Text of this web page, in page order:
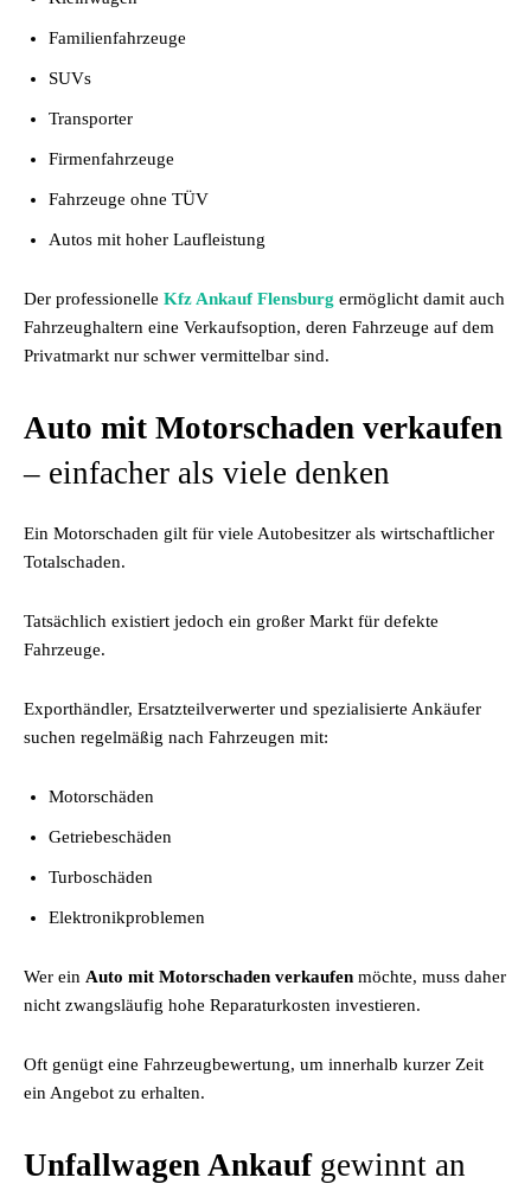
Familienfahrzeuge
SUVs
Transporter
Firmenfahrzeuge
Fahrzeuge ohne TÜV
Autos mit hoher Laufleistung
Der professionelle Kfz Ankauf Flensburg ermöglicht damit auch
Fahrzeughaltern eine Verkaufsoption, deren Fahrzeuge auf dem
Privatmarkt nur schwer vermittelbar sind.
Auto mit Motorschaden verkaufen
– einfacher als viele denken
Ein Motorschaden gilt für viele Autobesitzer als wirtschaftlicher
Totalschaden.
Tatsächlich existiert jedoch ein großer Markt für defekte
Fahrzeuge.
Exporthändler, Ersatzteilverwerter und spezialisierte Ankäufer
suchen regelmäßig nach Fahrzeugen mit:
Motorschäden
Getriebeschäden
Turboschäden
Elektronikproblemen
Wer ein Auto mit Motorschaden verkaufen möchte, muss daher
nicht zwangsläufig hohe Reparaturkosten investieren.
Oft genügt eine Fahrzeugbewertung, um innerhalb kurzer Zeit
ein Angebot zu erhalten.
Unfallwagen Ankaufgewinnt an